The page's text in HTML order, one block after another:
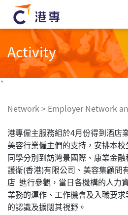
Activity
`
Network> Employer Network
港專僱主服務組於4月份得到酒店
美容行業僱主們的支持，安排本
同學分別到訪灣景國際、康業金
護衛(香港)有限公司、美容集顧問
店 進行參觀，當日各機構的人力
業務的運作、工作機會及入職要
的認識及擴闊其視野。